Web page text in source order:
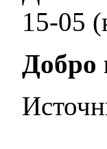
15-05
Добро